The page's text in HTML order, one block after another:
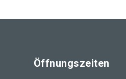
Öffnungszeiten